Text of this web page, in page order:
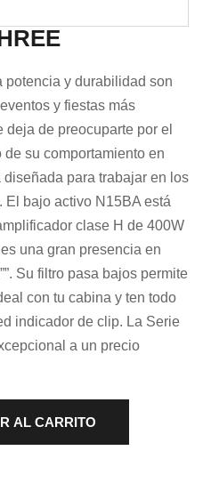
potencia y durabilidad son
y fiestas más
de preocuparte por el
su comportamiento en
diseñada para trabajar en los
bajo activo N15BA está
clase H de 400W
una gran presencia en
Su filtro pasa bajos permite
con tu cabina y ten todo
indicador de clip. La Serie
a un precio
AL CARRITO